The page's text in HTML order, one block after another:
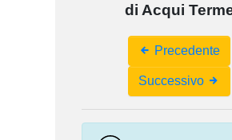
di Acqui
Navigation
Precedente
Successivo